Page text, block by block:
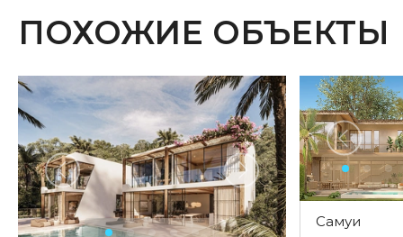
ПОХОЖИЕ ОБЪЕКТЫ
Самуи